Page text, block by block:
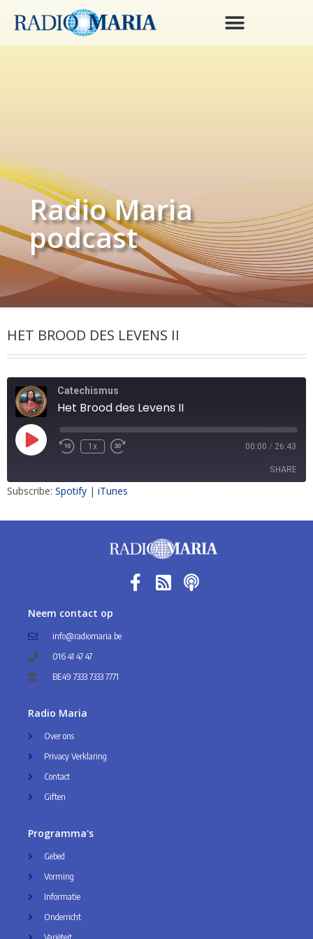
Radio Maria
podcast
HET BROOD DES LEVENS II
Catechismus
Het Brood des Levens II
1x 00:00 / 26:43
SHARE
Subscribe: Spotify | iTunes
Neem contact op
info@radiomaria.be
016 41 47 47
BE49 7333 7333 7771
Radio Maria
Over ons
Privacy Verklaring
Contact
Giften
Programma's
Gebed
Vorming
Informatie
Onderricht